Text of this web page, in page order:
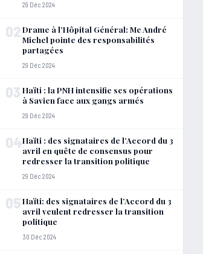
29 Déc 2024
02Drame à l’Hôpital Général: Me André
Michel pointe des responsabilités
partagées
29 Déc 2024
03 Haïti : la PNH intensifie ses opérations
à Savien face aux gangs armés
29 Déc 2024
04Haïti : des signataires de l’Accord du 3
avril en quête de consensus pour
redresser la transition politique
29 Déc 2024
05Haïti: des signataires de l’Accord du 3
avril veulent redresser la transition
politique
30 Déc 2024